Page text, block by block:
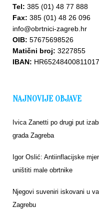
Tel: 385 (01) 48 77 888
Fax: 385 (01) 48 26 096
info@obrtnici-zagreb.hr
OIB: 57675698526
Matični broj: 3227855
IBAN:
NAJNOVIJE OBJAVE
Ivica Zanetti po drugi put
grada Zagreba
Igor Oslić: Antiinflacijske
uništiti male obrtnike
Njegovi suveniri iskovani u
Zagrebu